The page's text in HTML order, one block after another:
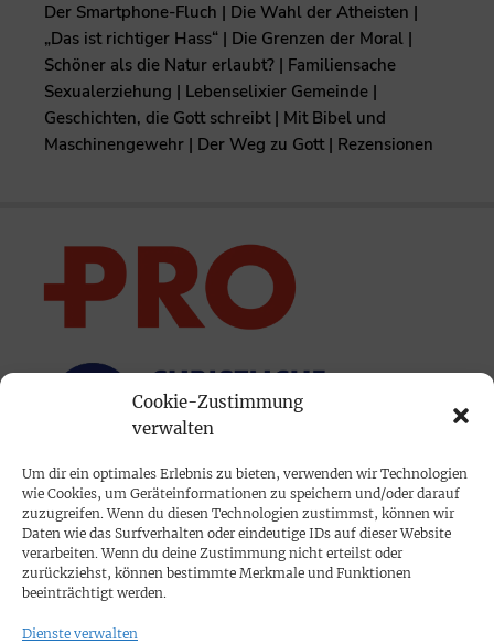
Cookie-Zustimmung
verwalten
Um dir ein optimales Erlebnis zu bieten, verwenden wir Technologien
wie Cookies, um Geräteinformationen zu speichern und/oder darauf
zuzugreifen. Wenn du diesen Technologien zustimmst, können wir
Daten wie das Surfverhalten oder eindeutige IDs auf dieser Website
verarbeiten. Wenn du deine Zustimmung nicht erteilst oder
zurückziehst, können bestimmte Merkmale und Funktionen
beeinträchtigt werden.
Dienste verwalten
Der Smartphone-Fluch | Die Wahl der Atheisten |
„Das ist richtiger Hass“ | Die Grenzen der Moral |
Schöner als die Natur erlaubt? | Familiensache
Sexualerziehung | Lebenselixier Gemeinde |
Geschichten, die Gott schreibt | Mit Bibel und
Maschinengewehr | Der Weg zu Gott | Rezensionen
PRINTAUSGABE
Mediadaten